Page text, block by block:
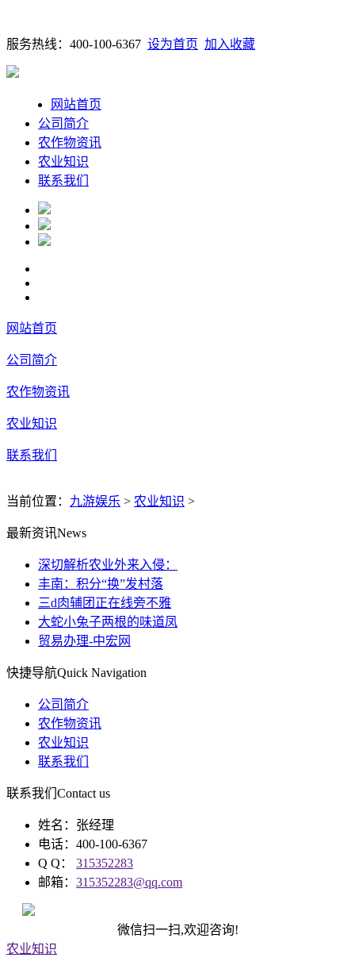
服务热线：400-100-6367 设为首页 加入收藏
网站首页
公司简介
农作物资讯
农业知识
联系我们
网站首页
公司简介
农作物资讯
农业知识
联系我们
当前位置： 九游娱乐 > 农业知识 >
最新资讯News
深切解析农业外来入侵：
丰南：积分“换”发村落
三d肉辅团正在线旁不雅
大蛇小兔子两根的味道凤
贸易办理-中宏网
快捷导航Quick Navigation
公司简介
农作物资讯
农业知识
联系我们
联系我们 Contact us
姓名：张经理
电话：400-100-6367
Q Q： 315352283
邮箱： 315352283@qq.com
微信扫一扫,欢迎咨询!
农业知识